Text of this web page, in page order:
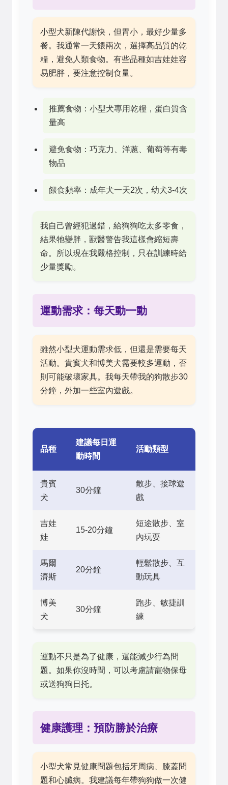
小型犬新陳代謝快，但胃小，最好少量多
餐。我通常一天餵兩次，選擇高品質的乾
糧，避免人類食物。有些品種如吉娃娃容
易肥胖，要注意控制食量。
推薦食物：小型犬專用乾糧，蛋白質含
量高
避免食物：巧克力、洋蔥、葡萄等有毒
物品
餵食頻率：成年犬一天2次，幼犬3-4次
我自己曾經犯過錯，給狗狗吃太多零食，
結果牠變胖，獸醫警告我這樣會縮短壽
命。所以現在我嚴格控制，只在訓練時給
少量獎勵。
運動需求：每天動一動
雖然小型犬運動需求低，但還是需要每天
活動。貴賓犬和博美犬需要較多運動，否
則可能破壞家具。我每天帶我的狗散步30
分鐘，外加一些室內遊戲。
品種
建議每日運
動時間
活動類型
貴賓
犬
30分鐘
散步、接球遊
戲
吉娃
娃
15-20分鐘
短途散步、室
內玩耍
馬爾
濟斯
20分鐘
輕鬆散步、互
動玩具
博美
犬
30分鐘
跑步、敏捷訓
練
運動不只是為了健康，還能減少行為問
題。如果你沒時間，可以考慮請寵物保母
或送狗狗日托。
健康護理：預防勝於治療
小型犬常見健康問題包括牙周病、膝蓋問
題和心臟病。我建議每年帶狗狗做一次健